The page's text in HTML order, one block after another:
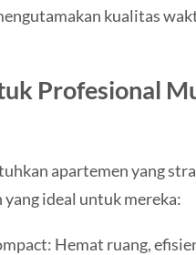
kualitas
Profesional
apartemen yang
ideal untuk mereka:
Hemat ruang,